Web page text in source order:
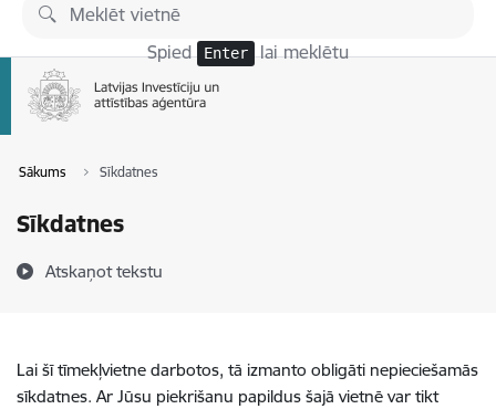
Pāriet uz lapas saturu
Spied Enter lai meklētu
Sākums Sīkdatnes
Sīkdatnes
Atskaņot tekstu
Lai šī tīmekļvietne darbotos, tā izmanto obligāti nepieciešamās
sīkdatnes. Ar Jūsu piekrišanu papildus šajā vietnē var tikt